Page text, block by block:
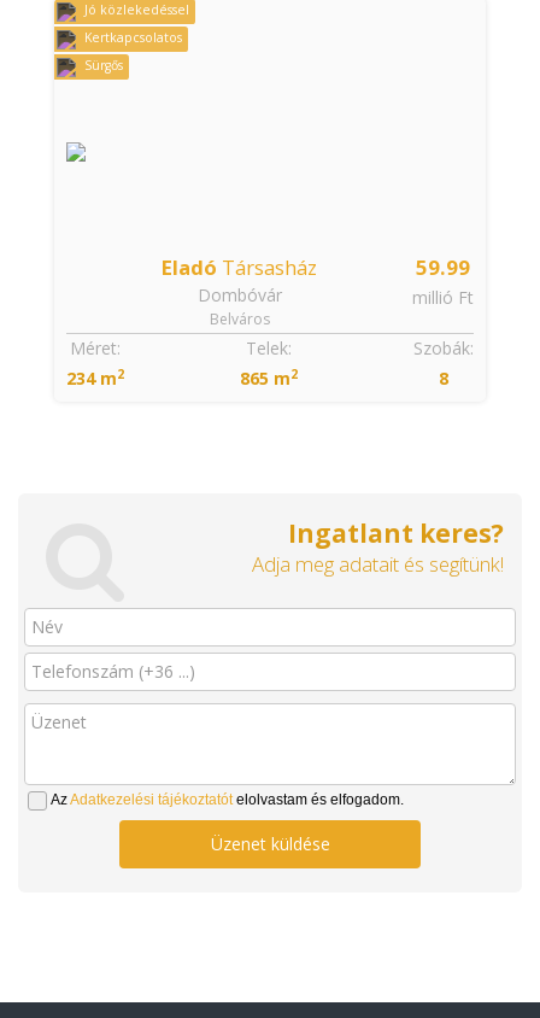
Jó közlekedéssel
Kertkapcsolatos
Sürgős
59.99
millió Ft
Eladó Társasház
Dombóvár
Belváros
Szobák:
8
Méret:
234 m2
Telek:
865 m2
Ingatlant keres?
Adja meg adatait és segítünk!
AzAdatkezelési tájékoztatótelolvastam és elfogadom.
Üzenet küldése